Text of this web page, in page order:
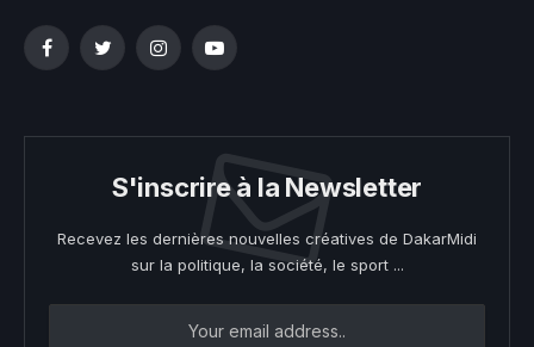
FacebookTwitterInstagramYouTube
S'inscrire à la Newsletter
Recevez les dernières nouvelles créatives de DakarMidi
sur la politique, la société, le sport ...